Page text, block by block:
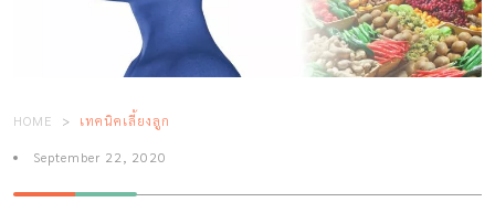
HOME เทคนิคเลี้ยงลูก
September 22, 2020